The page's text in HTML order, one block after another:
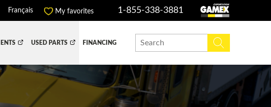
Français My favorites 1-855-338-3881
DRY BOX DUMP BOX
REEFER BOX SNOW EQUIPMENT
USED PARTS
BOX
FINANCING